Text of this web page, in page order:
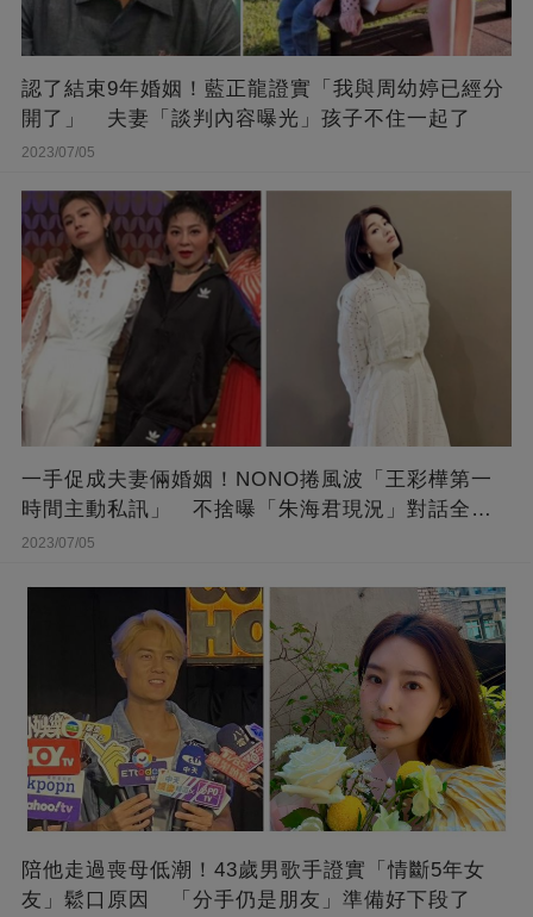
認了結束9年婚姻！藍正龍證實「我與周幼婷已經分
開了」 夫妻「談判內容曝光」孩子不住一起了
2023/07/05
一手促成夫妻倆婚姻！NONO捲風波「王彩樺第一
時間主動私訊」 不捨曝「朱海君現況」對話全公
開
2023/07/05
陪他走過喪母低潮！43歲男歌手證實「情斷5年女
友」鬆口原因 「分手仍是朋友」準備好下段了